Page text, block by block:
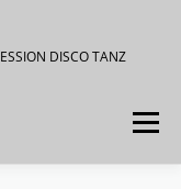
DISCO TANZ
Menü